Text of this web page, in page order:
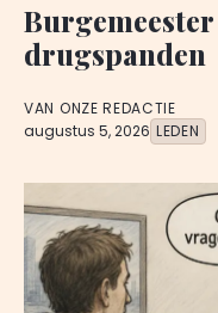
drugspanden
VAN ONZE REDACTIE
augustus 5, 2026 LEDEN